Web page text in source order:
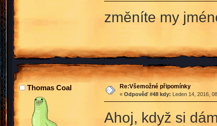
změníte my
Thomas Coal Re:Všemožné připomínky
« Odpověď #48 kdy: Leden 14, 2016,
Ahoj, když si